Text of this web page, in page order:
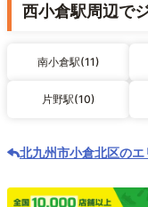
西小倉駅周辺で
南小倉駅(11)
片野駅(10)
北九州市小倉北区の